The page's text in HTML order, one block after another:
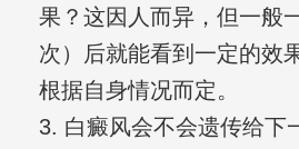
果？这因人而异，但一般
次）后就能看到一定的效
根据自身情况而定。
3. 白癜风会不会遗传给下